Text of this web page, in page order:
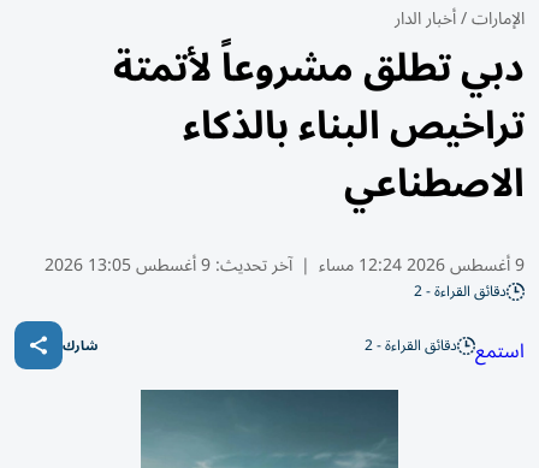
الإمارات/أخبار الدار
دبي تطلق مشروعاً لأتمتة
تراخيص البناء بالذكاء
الاصطناعي
9 أغسطس 2026 12:24 مساء | آخر تحديث:9 أغسطس 13:05 2026
دقائق القراءة - 2
استمع دقائق القراءة - 2 شارك